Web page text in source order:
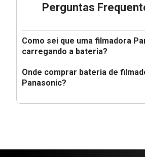
Perguntas
Como sei que uma filmadora
carregando a bateria?
Onde comprar bateria de
Panasonic?